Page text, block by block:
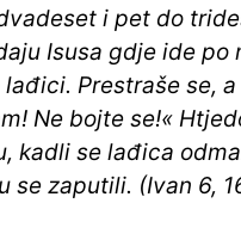
i pet do
Isusa gdje ide po
Prestraše se, a
Ne bojte se!«
kadli se lađica
se zaputili. (Ivan 6,